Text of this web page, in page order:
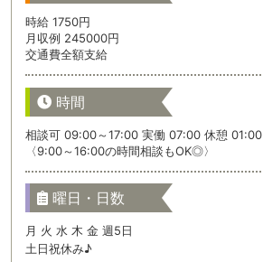
時給 1750円
月収例 245000円
交通費全額支給
時間
相談可 09:00～17:00 実働 07:00 休憩 01:00
〈9:00～16:00の時間相談もOK◎〉
曜日・日数
月 火 水 木 金 週5日
土日祝休み♪